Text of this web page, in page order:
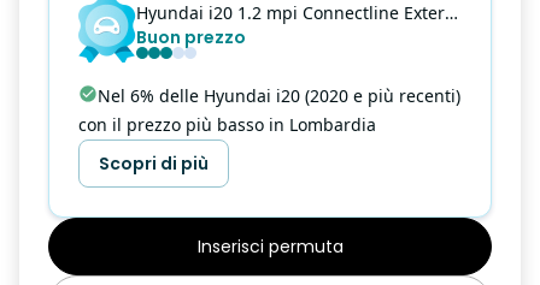
Hyundai i20 1.2 mpi Connectline Exterior Pack
Buon prezzo
Nel 6% delle Hyundai i20 (2020 e più recenti)
con il prezzo più basso in Lombardia
Scopri di più
Inserisci permuta